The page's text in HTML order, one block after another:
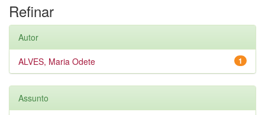
Refinar
Autor
1
ALVES, Maria Odete
Assunto